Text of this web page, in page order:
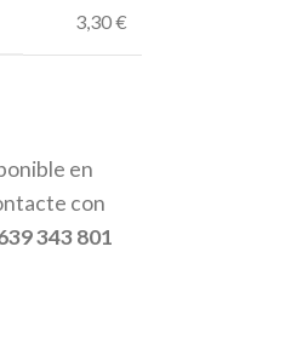
3,30 €
en
con
343 801